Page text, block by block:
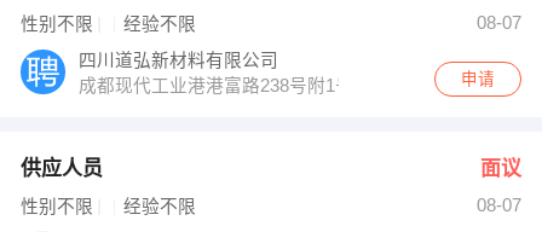
性别不限 经验不限
08-07
四川道弘新材料有限公司
成都现代工业港港富路238号附1号
申请
供应人员 面议
性别不限 经验不限
08-07